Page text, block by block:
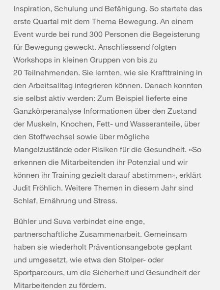
Inspiration, Schulung und Befähigung. So startete das
erste Quartal mit dem Thema Bewegung. An einem
Event wurde bei rund 300 Personen die Begeisterung
für Bewegung geweckt. Anschliessend folgten
Workshops in kleinen Gruppen von bis zu
20 Teilnehmenden. Sie lernten, wie sie Krafttraining in
den Arbeitsalltag integrieren können. Danach konnten
sie selbst aktiv werden: Zum Beispiel lieferte eine
Ganzkörperanalyse Informationen über den Zustand
der Muskeln, Knochen, Fett- und Wasseranteile, über
den Stoffwechsel sowie über mögliche
Mangelzustände oder Risiken für die Gesundheit. «So
erkennen die Mitarbeitenden ihr Potenzial und wir
können ihr Training gezielt darauf abstimmen», erklärt
Judit Fröhlich. Weitere Themen in diesem Jahr sind
Schlaf, Ernährung und Stress.
Bühler und Suva verbindet eine enge,
partnerschaftliche Zusammenarbeit. Gemeinsam
haben sie wiederholt Präventionsangebote geplant
und umgesetzt, wie etwa den Stolper- oder
Sportparcours, um die Sicherheit und Gesundheit der
Mitarbeitenden zu fördern.